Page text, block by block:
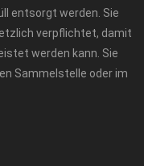
entsorgt werden. Sie
verpflichtet, damit
werden kann. Sie
Sammelstelle oder im